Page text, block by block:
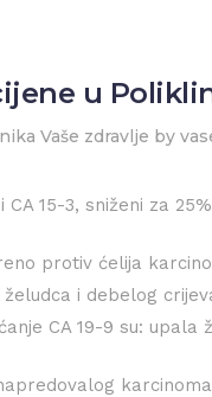
u
Vaše zdravlje by
15-3, sniženi za
protiv ćelija
i debelog
CA 19-9 su: